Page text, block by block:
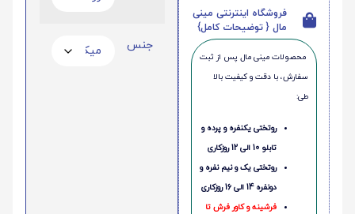
فروشگاه اینترنتی مینی
مال { توضیحات کامل}
محصولات مینی‌ مال پس از ثبت
سفارش، با دقت و کیفیت بالا
طی:
روتختی یکنفره و پرده و
تابلو 10 الی 12 روزکاری
روتختی یک و نیم نفره و
دونفره 14 الی 16 روزکاری
فرشینه و کاور فرش تا
جنس